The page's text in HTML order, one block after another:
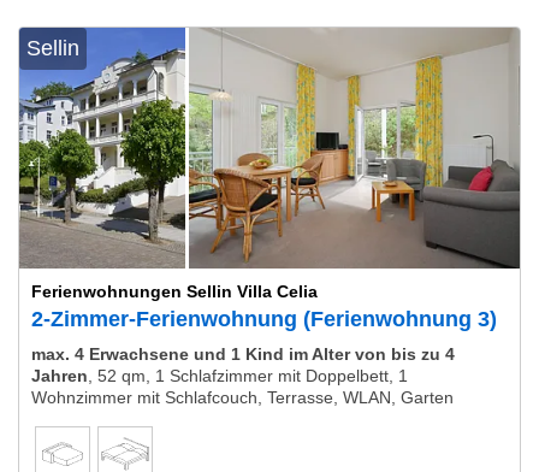
Sellin
Ferienwohnungen Sellin Villa Celia
2-Zimmer-Ferienwohnung (Ferienwohnung 3)
max. 4 Erwachsene und 1 Kind im Alter von bis zu 4
Jahren 52 qm, 1 Schlafzimmer mit Doppelbett, 1
Wohnzimmer mit Schlafcouch, Terrasse, WLAN, Garten